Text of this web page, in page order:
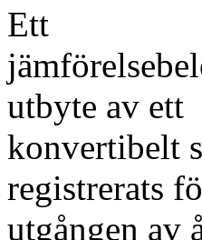
Ett
utbyte av ett
konvertibelt
registrerats
utgången av